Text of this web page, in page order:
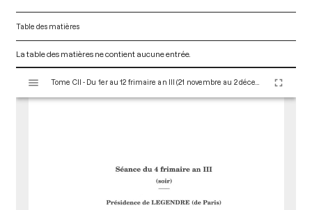
Table des matières
La table des matières ne contient aucune entrée.
s